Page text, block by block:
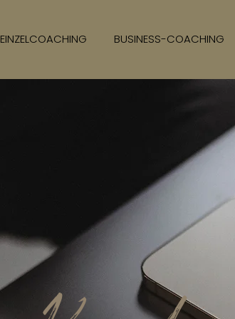
EINZELCOACHING BUSINESS-COACHING